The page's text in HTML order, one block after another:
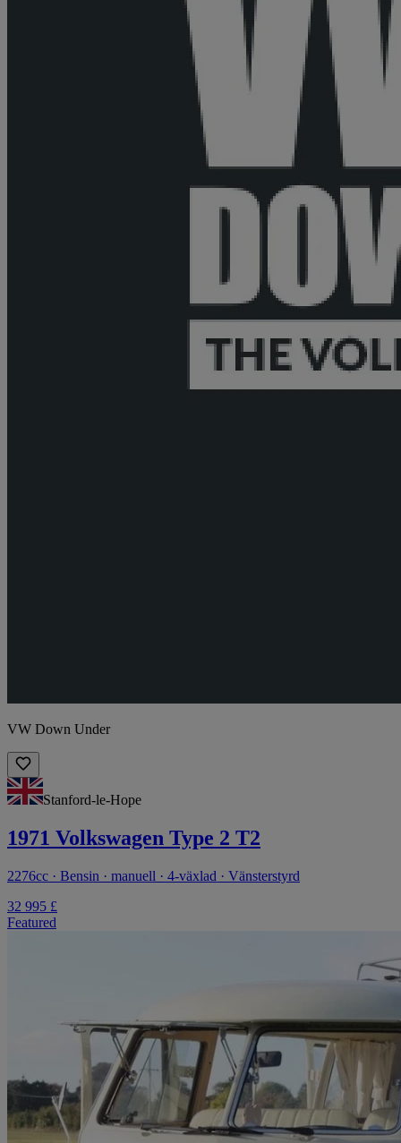
VW Down Under
Stanford-le-Hope
1971 Volkswagen Type 2 T2
2276cc · Bensin · manuell · 4-växlad · Vänsterstyrd
32 995 £
Featured